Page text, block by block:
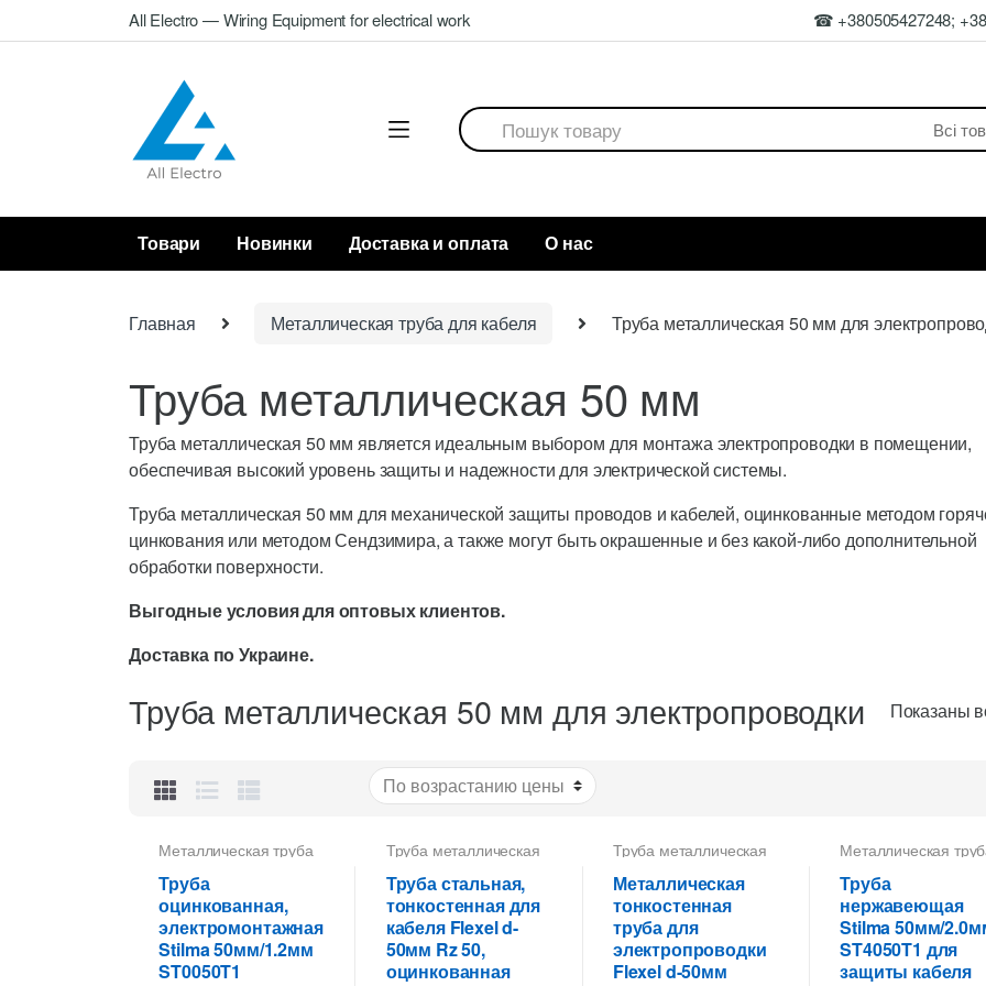
to
to
All Electro — Wiring Equipment for electrical work ☎ +380505427248;
Search
for:
Товари Новинки Доставка и оплата О нас
Главная Металлическая труба для кабеля Труба металлическая 50 мм для
Труба металлическая 50 мм
Труба металлическая 50 мм является идеальным выбором для монтажа электропроводки в помещении,
обеспечивая высокий уровень защиты и надежности для электрической системы.
Труба металлическая 50 мм для механической защиты проводов и кабелей, оцинкованные методом
цинкования или методом Сендзимира, а также могут быть окрашенные и без какой-либо дополнительной
обработки поверхности.
Выгодные условия для оптовых клиентов.
Доставка по Украине.
Труба металлическая 50 мм для электропроводки Показаны
Металлическая труба
металлическая 50 мм
для электропроводки
Труба тонкостенная
для электропроводки
Труба
оцинкованная,
электромонтажная
Stilma 50мм/1.2мм
ST0050T1
Труба металлическая
электропроводки,
Труба тонкостенная
для электропроводки
Труба стальная,
тонкостенная для
кабеля Flexel d-
50мм Rz 50,
оцинкованная
Труба металлическая
электропроводки,
Труба тонкостенная
для электропроводки
Металлическая
тонкостенная
труба для
электропроводки
Flexel d-50мм
Металлическая
металлическая 50 мм
для электропроводки
Труба тонкостенная
для
Труба
нержавеющая
Stilma 50мм/
ST4050T1 для
защиты кабеля